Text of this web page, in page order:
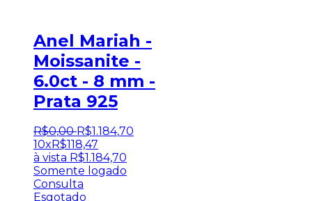
Anel Mariah -
Moissanite -
6.0ct - 8 mm -
Prata 925
R$0,00 R$1.184,70
10x R$118,47
à vista R$1.184,70
Somente logado
Consulta
Esgotado